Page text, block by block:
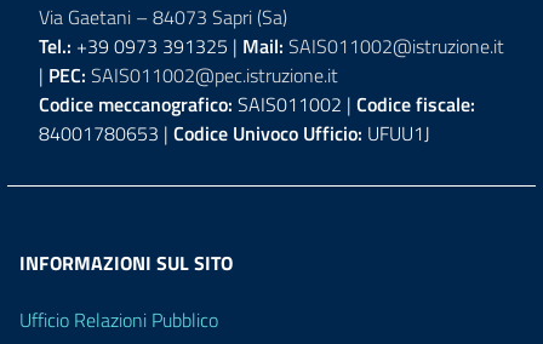
Via Gaetani – 84073 Sapri (Sa)
Tel.: +39 0973 391325 | Mail: SAIS011002@istruzione.it
| PEC: SAIS011002@pec.istruzione.it
Codice meccanografico: SAIS011002 | Codice fiscale:
84001780653 | Codice Univoco Ufficio: UFUU1J
INFORMAZIONI SUL SITO
Ufficio Relazioni Pubblico